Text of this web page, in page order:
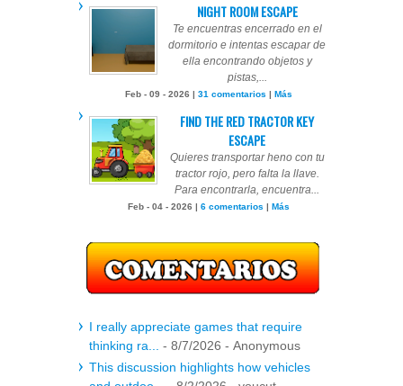
NIGHT ROOM ESCAPE
Te encuentras encerrado en el
dormitorio e intentas escapar de
ella encontrando objetos y
pistas,...
Feb - 09 - 2026 | 31 comentarios | Más
FIND THE RED TRACTOR KEY
ESCAPE
Quieres transportar heno con tu
tractor rojo, pero falta la llave.
Para encontrarla, encuentra...
Feb - 04 - 2026 | 6 comentarios | Más
I really appreciate games that require
thinking ra...
- 8/7/2026 - Anonymous
This discussion highlights how vehicles